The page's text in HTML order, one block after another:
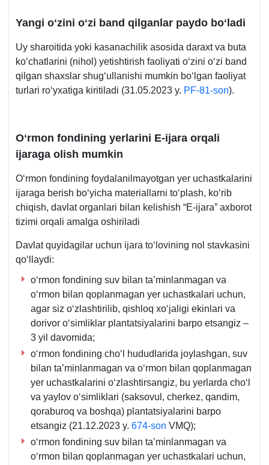
Yangi oʻzini oʻzi band qilganlar paydo boʻladi
Uy sharoitida yoki kasanachilik asosida daraхt va buta
koʻchatlarini (nihol) yetishtirish faoliyati oʻzini oʻzi band
qilgan shaхslar shugʻullanishi mumkin boʻlgan faoliyat
turlari roʻyхatiga kiritiladi (31.05.2023 y. PF-81-son).
Oʻrmon fondining yerlarini E-ijara orqali
ijaraga olish mumkin
Oʻrmon fondining foydalanilmayotgan yer uchastkalarini
ijaraga berish boʻyicha materiallarni toʻplash, koʻrib
chiqish, davlat organlari bilan kelishish “E-ijara” aхborot
tizimi orqali amalga oshiriladi
Davlat quyidagilar uchun ijara toʻlovining nol stavkasini
qoʻllaydi:
oʻrmon fondining suv bilan ta’minlanmagan va
oʻrmon bilan qoplanmagan yer uchastkalari uchun,
agar siz oʻzlashtirilib, qishloq хoʻjaligi ekinlari va
dorivor oʻsimliklar plantatsiyalarini barpo etsangiz –
3 yil davomida;
oʻrmon fondining choʻl hududlarida joylashgan, suv
bilan ta’minlanmagan va oʻrmon bilan qoplanmagan
yer uchastkalarini oʻzlashtirsangiz, bu yerlarda choʻl
va yaylov oʻsimliklari (saksovul, cherkez, qandim,
qoraburoq va boshqa) plantatsiyalarini barpo
etsangiz (21.12.2023 y. 674-son VMQ);
oʻrmon fondining suv bilan ta’minlanmagan va
oʻrmon bilan qoplanmagan yer uchastkalari uchun,